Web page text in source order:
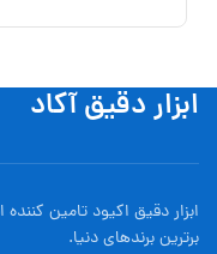
ابزار دقیق آکاد
ابزار دقیق اکیود تامین کننده
برترین برندهای دنیا.